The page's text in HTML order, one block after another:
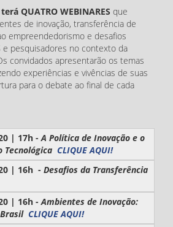
QUATRO WEBINARES que
de inovação, transferência de
empreendedorismo e desafios
e pesquisadores no contexto da
convidados apresentarão os temas
experiências e vivências de suas
para o debate ao final de cada
| 17h -A Política de Inovação e o
Tecnológica CLIQUE AQUI!
| 16h - Desafios da Transferência
| 16h -Ambientes de Inovação:
CLIQUE AQUI!